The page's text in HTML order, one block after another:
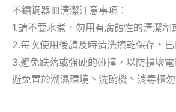
不鏽鋼器皿清潔注意事項：
1.請不要水煮，勿用有腐蝕性的清潔
2.每次使用後請及時清洗擦乾保存，
3.避免跌落或強硬的碰撞，以防損壞電
避免置於潮濕環境丶洗碗機丶消毒櫃勿